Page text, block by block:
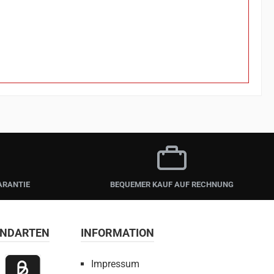
BEQUEMER KAUF AUF RECHNUNG
INFORMATION
Impressum